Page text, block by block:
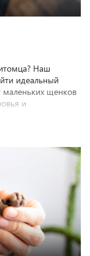
Наш
идеальный
щенков
и